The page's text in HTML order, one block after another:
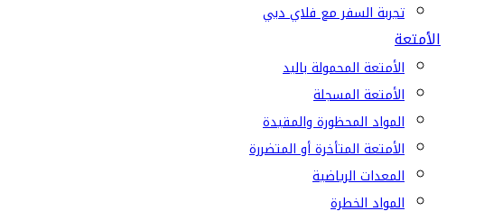
تجربة السفر مع فلاي دبي
الأمتعة
الأمتعة المحمولة باليد
الأمتعة المسجلة
المواد المحظورة والمقيدة
الأمتعة المتأخرة أو المتضررة
المعدات الرياضية
المواد الخطرة